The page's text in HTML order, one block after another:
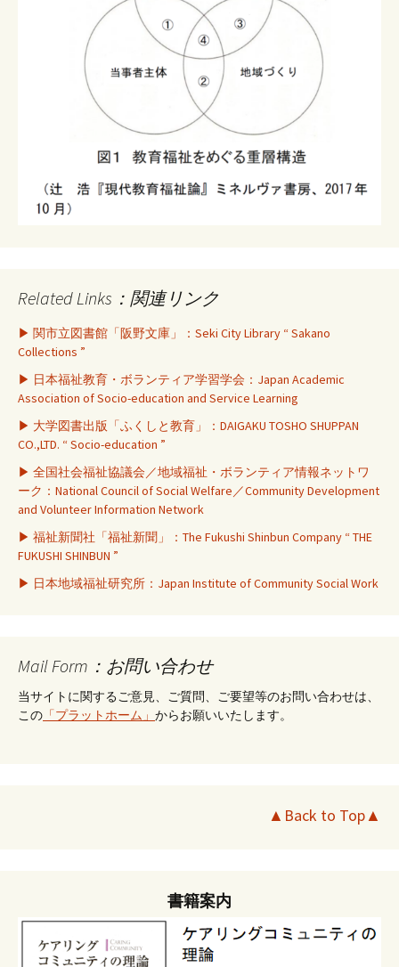
Related Links：関連リンク
▶ 関市立図書館「阪野文庫」：Seki City Library “ Sakano
Collections ”
▶ 日本福祉教育・ボランティア学習学会：Japan Academic
Association of Socio-education and Service Learning
▶ 大学図書出版「ふくしと教育」：DAIGAKU TOSHO SHUPPAN
CO.,LTD. “ Socio-education ”
▶ 全国社会福祉協議会／地域福祉・ボランティア情報ネットワ
ーク：National Council of Social Welfare／Community Development
and Volunteer Information Network
▶ 福祉新聞社「福祉新聞」：The Fukushi Shinbun Company “ THE
FUKUSHI SHINBUN ”
▶ 日本地域福祉研究所：Japan Institute of Community Social Work
Mail Form：お問い合わせ
当サイトに関するご意見、ご質問、ご要望等のお問い合わせは、
この 「プラットホーム」 からお願いいたします。
▲Back to Top▲
書籍案内